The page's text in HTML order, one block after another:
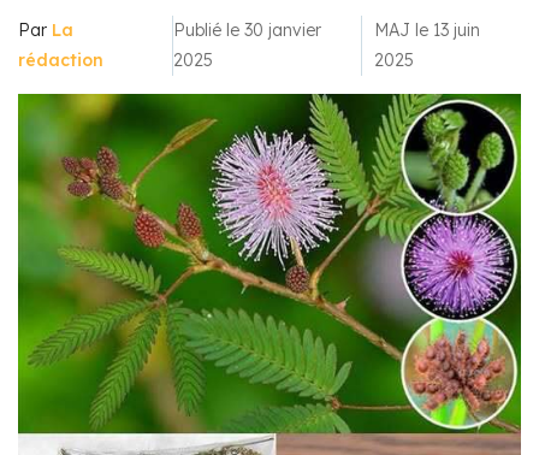
Par La
rédaction
Publié le 30 janvier
2025
MAJ le 13 juin
2025